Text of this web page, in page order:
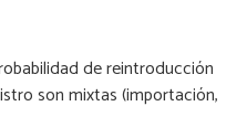
de reintroducción
son mixtas (importación,